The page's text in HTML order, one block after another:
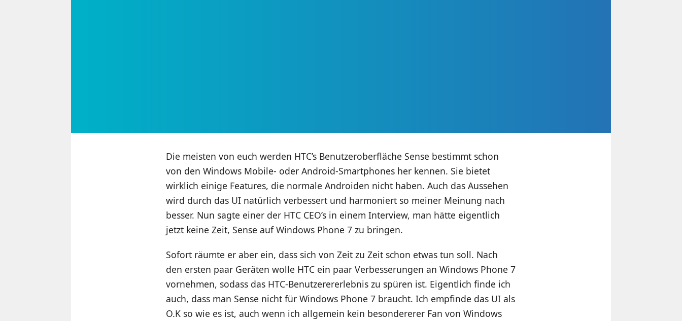
Die meisten von euch werden HTC’s Benutzeroberfläche Sense bestimmt schon
von den Windows Mobile- oder Android-Smartphones her kennen. Sie bietet
wirklich einige Features, die normale Androiden nicht haben. Auch das Aussehen
wird durch das UI natürlich verbessert und harmoniert so meiner Meinung nach
besser. Nun sagte einer der HTC CEO’s in einem Interview, man hätte eigentlich
jetzt keine Zeit, Sense auf Windows Phone 7 zu bringen.
Sofort räumte er aber ein, dass sich von Zeit zu Zeit schon etwas tun soll. Nach
den ersten paar Geräten wolle HTC ein paar Verbesserungen an Windows Phone 7
vornehmen, sodass das HTC-Benutzerererlebnis zu spüren ist. Eigentlich finde ich
auch, dass man Sense nicht für Windows Phone 7 braucht. Ich empfinde das UI als
O.K so wie es ist, auch wenn ich allgemein kein besondererer Fan von Windows